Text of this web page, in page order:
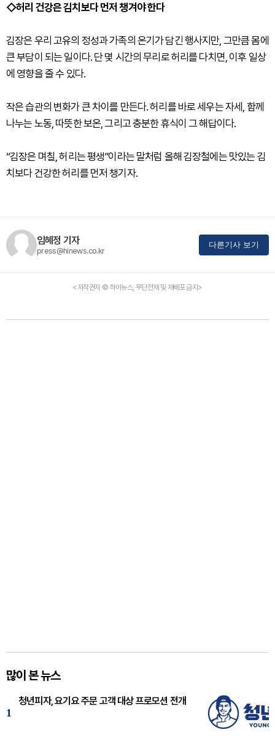
◇허리 건강은 김치보다 먼저 챙겨야 한다
김장은 우리 고유의 정성과 가족의 온기가 담긴 행사지만, 그만큼 몸에
큰 부담이 되는 일이다. 단 몇 시간의 무리로 허리를 다치면, 이후 일상
에 영향을 줄 수 있다.
작은 습관의 변화가 큰 차이를 만든다. 허리를 바로 세우는 자세, 함께
나누는 노동, 따뜻한 보온, 그리고 충분한 휴식이 그 해답이다.
“김장은 며칠, 허리는 평생”이라는 말처럼 올해 김장철에는 맛있는 김
치보다 건강한 허리를 먼저 챙기자.
임혜정 기자
press@hinews.co.kr
다른기사 보기
<저작권자 © 하이뉴스, 무단전재 및 재배포 금지>
많이 본 뉴스
1
청년피자, 요기요 주문 고객 대상 프로모션 전개